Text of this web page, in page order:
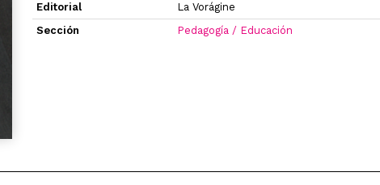
Editorial
La Vorágine
Sección
Pedagogía / Educación